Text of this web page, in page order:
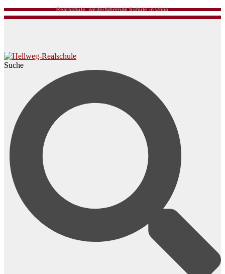
Realschule, weiterführende Schule in Unna
Suche